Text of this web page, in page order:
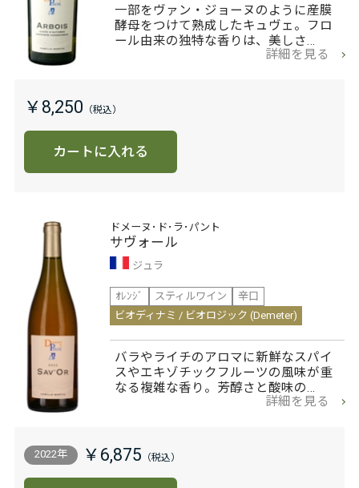
一部をヴァン・ジョーヌのように産膜
酵母をつけて熟成したキュヴェ。フロ
ール由来の独特な香りは、美しさ…
詳細を見る
￥8,250
カートに入れる
ドメーヌ･ド･ラ･パント
サヴォール
ジュラ
ｵﾚﾝｼﾞ
スティルワイン
辛口
ビオディナミ / ビオロジック (Demeter)
バラやライチのアロマに新鮮なスパイ
スやエキゾチックフルーツの風味が重
なる複雑な香り。芳醇さと酸味の…
詳細を見る
2022年 ￥6,875